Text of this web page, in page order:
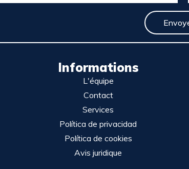
Informations
L'équipe
Contact
Services
Política de privacidad
Política de cookies
Avis juridique